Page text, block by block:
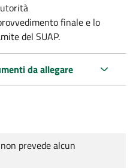
finale e lo
del SUAP.
da allegare
prevede alcun